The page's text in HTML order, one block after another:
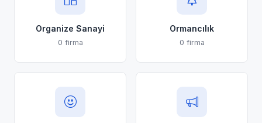
Organize Sanayi
0 firma
Ormancılık
0 firma